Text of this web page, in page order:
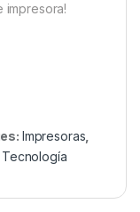
impresora!
Impresoras
Tecnología